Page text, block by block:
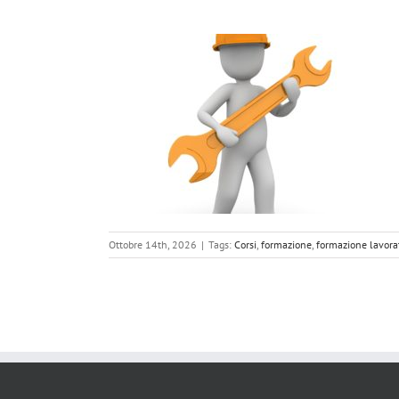
Ottobre 14th, 2026 | Tags: Corsi, formazione, formazione